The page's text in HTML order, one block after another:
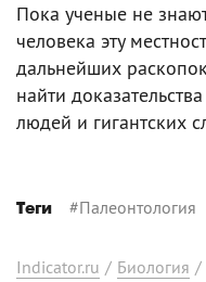
Пока ученые не
человека эту
дальнейших
найти
людей и гигантских
Теги #Палеонтология
Indicator.ru / Биология /